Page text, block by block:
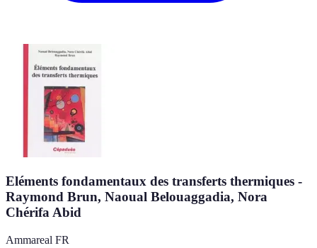
Eléments fondamentaux des transferts thermiques -
Raymond Brun, Naoual Belouaggadia, Nora
Chérifa Abid
Ammareal FR